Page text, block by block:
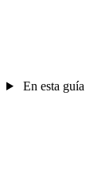
En esta guía